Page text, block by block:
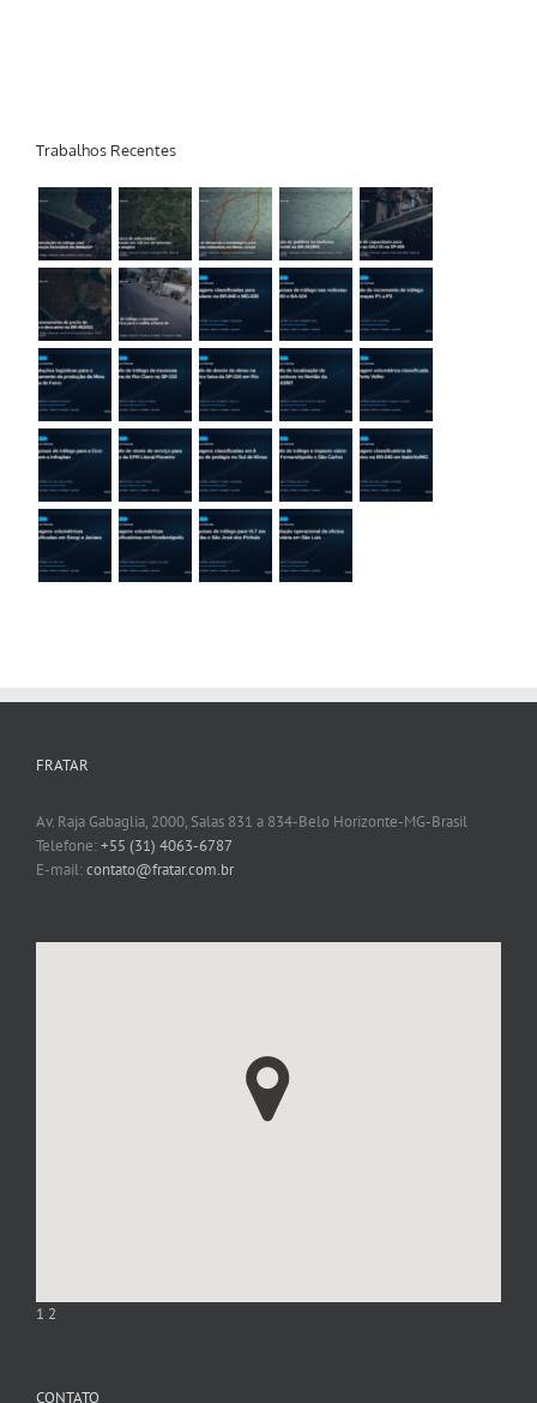
Trabalhos Recentes
FRATAR
Av. Raja Gabaglia, 2000, Salas 831 a 834-Belo Horizonte-MG-Brasil
Telefone:+55 (31) 4063-6787
E-mail:contato@fratar.com.br
1 2
CONTATO